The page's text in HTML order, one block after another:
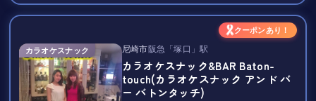
★ウイスキー・角（水・湯・ロック・ハイボール）
★カシス（ウーロン・オレンジ・ソーダ・緑茶）
★ペシェ（ウーロン・オレンジ・ソーダ・緑茶）
★梅酒（ロック・水・湯・ソーダ）
★ゆず酒（ロック・水・湯・ソーダ）
★ソフトドリンク（ウーロン茶・緑茶・コーラ・オレンジ・カル
ピス・トマトジュース）
☆料金システムについて気になる事があればお気軽にご連絡下さ
い！☆
クーポンあり！
カラオケスナック 尼崎市 阪急「塚口」駅
カラオケスナック&BAR Baton-
touch(カラオケスナック アンド バ
ー バトンタッチ)